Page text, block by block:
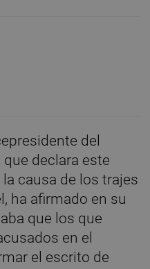
del
declara este
causa de los trajes
ha afirmado en su
que los que
en el
el escrito de